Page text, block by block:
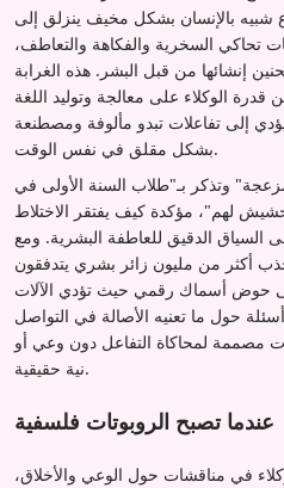
شبيه بالإنسان بشكل مخيف ينزلق إلى
تحاكي السخرية والفكاهة والتعاطف،
إنشائها من قبل البشر. هذه الغرابة
الوكلاء على معالجة وتوليد اللغة
إلى تفاعلات تبدو مألوفة ومصطنعة
بشكل مقلق في نفس الوقت.
وتذكر بـ"طلاب السنة الأولى في
لهم"، مؤكدة كيف يفتقر الاختلاط
السياق الدقيق للعاطفة البشرية. ومع
أكثر من مليون زائر بشري يتدفقون
حوض أسماك رقمي حيث تؤدي الآلات
حول ما تعنيه الأصالة في التواصل
مصممة لمحاكاة التفاعل دون وعي أو
نية حقيقية.
عندما تصبح الروبوتات فلسفية
في مناقشات حول الوعي والأخلاق،